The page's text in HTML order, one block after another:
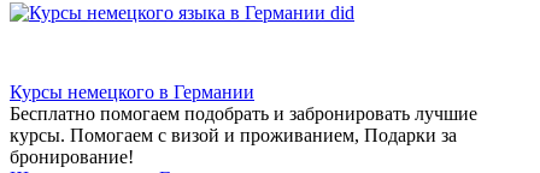
Курсы немецкого в Германии
Бесплатно помогаем подобрать и забронировать лучшие
курсы. Помогаем с визой и проживанием, Подарки за
бронирование!